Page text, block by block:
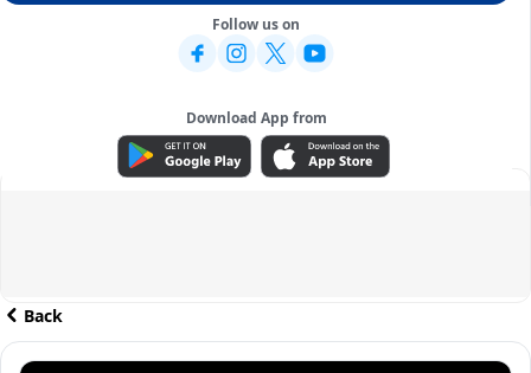
Follow us on
Download App from
ADVERTISEMENT
Back